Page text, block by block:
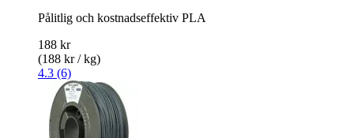
Pålitlig och kostnadseffektiv PLA
188 kr
(188 kr / kg)
4.3 (6)